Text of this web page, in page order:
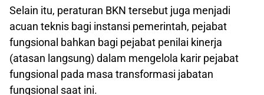
Selain itu, peraturan BKN tersebut juga menjadi
acuan teknis bagi instansi pemerintah, pejabat
fungsional bahkan bagi pejabat penilai kinerja
(atasan langsung) dalam mengelola karir pejabat
fungsional pada masa transformasi jabatan
fungsional saat ini.